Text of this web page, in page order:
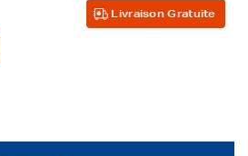
Livraison Gratuite